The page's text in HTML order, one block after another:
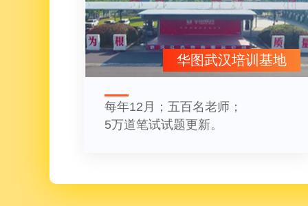
华图武汉培训基地
每年12月；五百名老师；
5万道笔试试题更新。